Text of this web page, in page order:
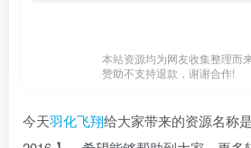
本站资源均为网友收集整理而
赞助不支持退款，谢谢合作!
今天羽化飞翔给大家带来的资源名称